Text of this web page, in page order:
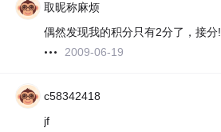
取昵称麻烦
偶然发现我的积分只有2分了，接分!
2009-06-19
c58342418
jf